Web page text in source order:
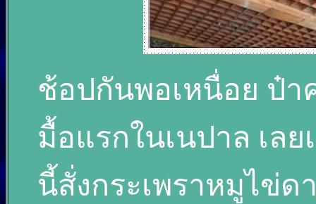
ช้อปกันพอเหนื่อย ป๋า
มื้อแรกในเนปาล เล
นี้สั่งกระเพราหมูไข่ด